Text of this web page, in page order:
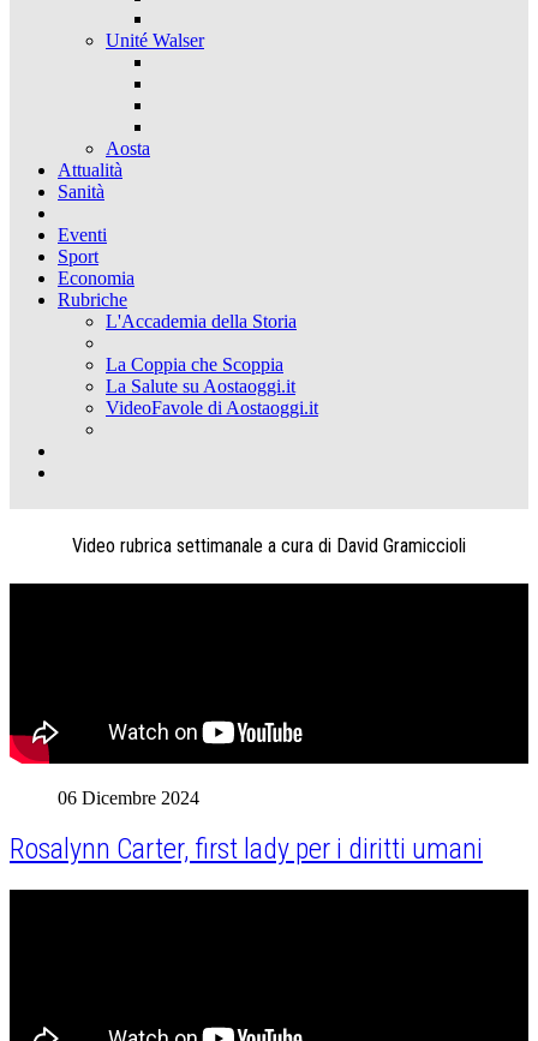
Unité Walser
Aosta
Attualità
Sanità
Eventi
Sport
Economia
Rubriche
L'Accademia della Storia
La Coppia che Scoppia
La Salute su Aostaoggi.it
VideoFavole di Aostaoggi.it
Video rubrica settimanale a cura di David Gramiccioli
06 Dicembre 2024
Rosalynn Carter, first lady per i diritti umani